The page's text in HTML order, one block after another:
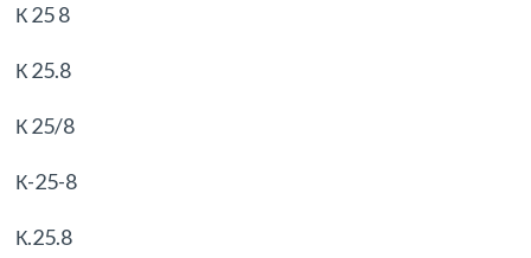
К 25 8
К 25.8
К 25/8
К-25-8
К.25.8